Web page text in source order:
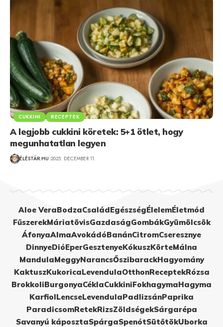
CUKKINI RECEPTEK
A legjobb cukkini köretek: 5+1 ötlet, hogy
megunhatatlan legyen
ÉLÉSTÁR.HU 2025. DECEMBER 11.
Aloe VeraBodzaCsaládEgészségÉlelemÉletmód
FűszerekMáriatövisGazdaságGombákGyümölcsök
ÁfonyaAlmaAvokádóBanánCitromCseresznye
DinnyeDióEperGesztenyeKókuszKörteMálna
MandulaMeggyNarancsŐszibarackHagyomány
KaktuszKukoricaLevendulaOtthonReceptekRózsa
BrokkoliBurgonyaCéklaCukkiniFokhagymaHagyma
KarfiolLencseLevendulaPadlizsánPaprika
ParadicsomRetekRizsZöldségekSárgarépa
Savanyú káposztaSpárgaSpenótSütőtökUborka